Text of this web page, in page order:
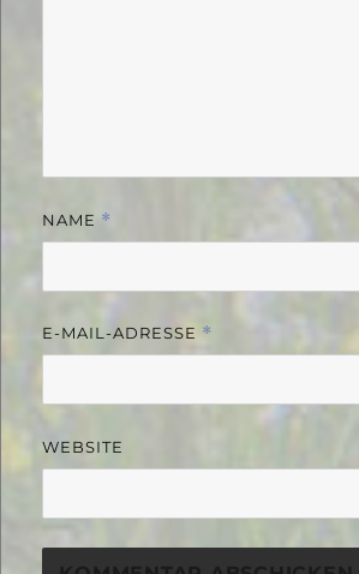
NAME *
E-MAIL-ADRESSE *
WEBSITE